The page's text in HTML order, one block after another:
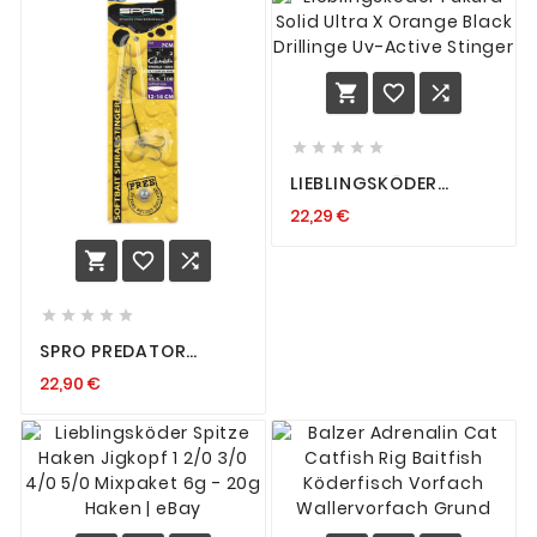
  
    
SPRO PREDATOR
WEIGHTS STINGER
HECHT ZANDER
22,90 €
  
    
LIEBLINGSKÖDER
ORANGE BLACK
22,29 €